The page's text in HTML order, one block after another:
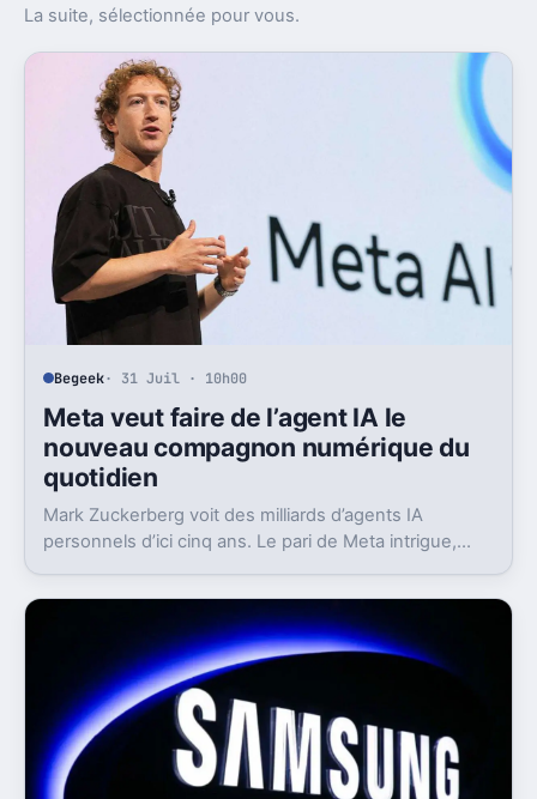
La suite, sélectionnée pour vous.
Begeek· 31 Juil · 10h00
Meta veut faire de l’agent IA le
nouveau compagnon numérique du
quotidien
Mark Zuckerberg voit des milliards d’agents IA
personnels d’ici cinq ans. Le pari de Meta intrigue,